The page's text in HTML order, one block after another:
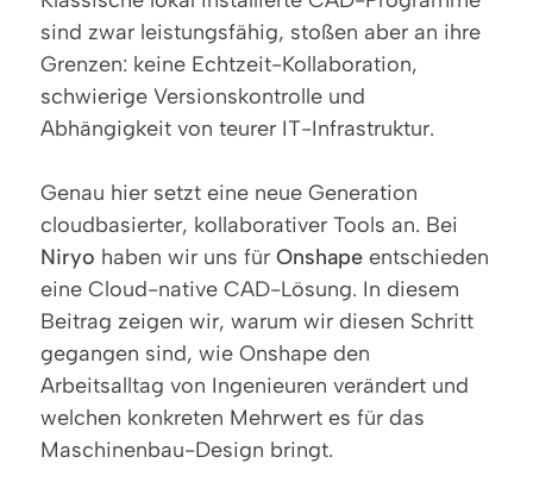
sind zwar leistungsfähig, stoßen aber an ihre
Grenzen: keine Echtzeit-Kollaboration,
schwierige Versionskontrolle und
Abhängigkeit von teurer IT-Infrastruktur.
Genau hier setzt eine neue Generation
cloudbasierter, kollaborativer Tools an. Bei
Niryo haben wir uns für Onshape entschieden
eine Cloud-native CAD-Lösung. In diesem
Beitrag zeigen wir, warum wir diesen Schritt
gegangen sind, wie Onshape den
Arbeitsalltag von Ingenieuren verändert und
welchen konkreten Mehrwert es für das
Maschinenbau-Design bringt.